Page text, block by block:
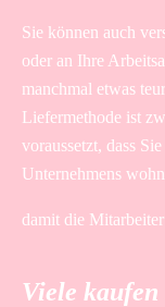
Sie können auch
oder an Ihre
manchmal etwas
Liefermethode ist
voraussetzt, dass
Unternehmens
damit die
Viele